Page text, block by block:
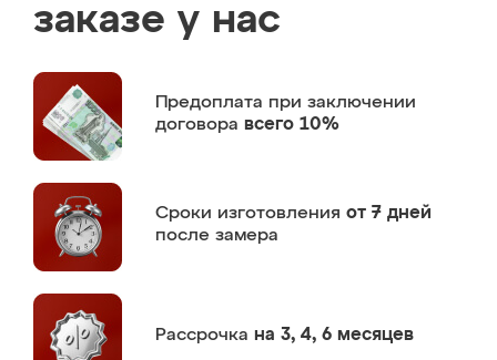
заказе у нас
Предоплата при заключении
договора всего 10%
Сроки изготовления от 7 дней
после замера
Рассрочка на 3, 4, 6 месяцев